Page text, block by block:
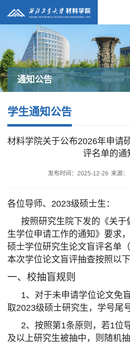
通知公告
学生通知公告
材料学院关于公布2026年申请
评名单的通
发布时间：2025-12-26 来源：
各位导师、2023级硕士生：
按照研究生院下发的《关
生学位申请工作的通知》要求
硕士学位研究生论文盲评名单
本次学位论文盲评抽查按照以下
一、校抽盲规则
1、对于未申请学位论文免
取2023级硕士研究生，学号尾号
2、按照第1条原则，若1位
及以上研究生被抽中，则随机抽